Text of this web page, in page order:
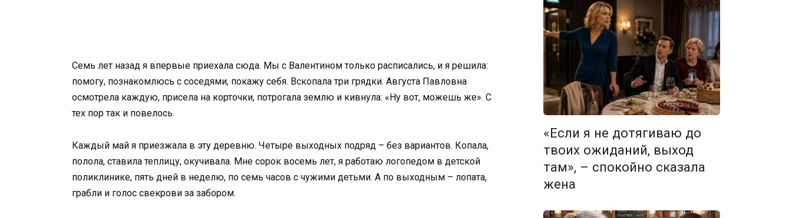
Семь лет назад я впервые приехала сюда. Мы с Валентином только расписались, и я решила:
помогу, познакомлюсь с соседями, покажу себя. Вскопала три грядки. Августа Павловна
осмотрела каждую, присела на корточки, потрогала землю и кивнула: «Ну вот, можешь же». С
тех пор так и повелось.
Каждый май я приезжала в эту деревню. Четыре выходных подряд – без вариантов. Копала,
полола, ставила теплицу, окучивала. Мне сорок восемь лет, я работаю логопедом в детской
поликлинике, пять дней в неделю, по семь часов с чужими детьми. А по выходным – лопата,
грабли и голос свекрови за забором.
«Если я не дотягиваю до
твоих ожиданий, выход
там», – спокойно сказала
жена